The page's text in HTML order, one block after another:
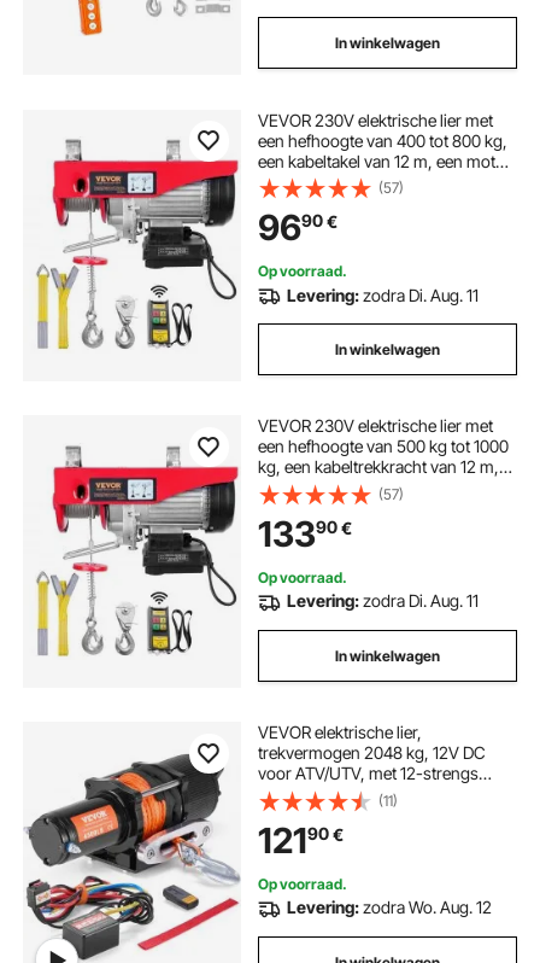
In winkelwagen
VEVOR 230V elektrische lier met
een hefhoogte van 400 tot 800 kg,
een kabeltakel van 12 m, een motor
van 1450 W en een hefsnelheid van
10 m/min. De lier is voorzien van
een draadloze afstandsbediening
en een kabeltakel met ketting.
(57)
9690€
Op voorraad.
Levering:zodra Di. Aug. 11
In winkelwagen
VEVOR 230V elektrische lier met
een hefhoogte van 500 kg tot 1000
kg, een kabeltrekkracht van 12 m,
een motor van 1600 W en een
hijssnelheid van 10 m/min. De lier
wordt geleverd met een draadloze
afstandsbediening en is geschikt
voor kabel- en kettingtakels.
(57)
13390€
Op voorraad.
Levering:zodra Di. Aug. 11
In winkelwagen
VEVOR elektrische lier,
trekvermogen 2048 kg, 12V DC
voor ATV/UTV, met 12-strengs
synthetisch touw (Φ1/4 inch x 39 ft),
aluminium kabelgeleider,
afstandsbedieningen, IP55
waterbestendigheid
(11)
12190€
Op voorraad.
Levering:zodra Wo. Aug. 12